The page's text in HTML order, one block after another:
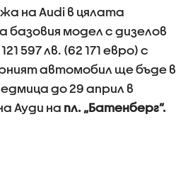
на Аudi в цялата
модел с дизелов
597 лв. (62 171 евро) с
автомобил ще бъде в
до 29 април в
Ауди на пл. „Батенберг”.